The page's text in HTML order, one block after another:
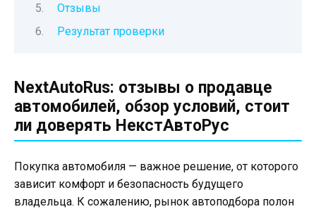
Отзывы
Результат проверки
NextAutoRus: отзывы о продавце
автомобилей, обзор условий, стоит
ли доверять НекстАвтоРус
Покупка автомобиля — важное решение, от которого
зависит комфорт и безопасность будущего
владельца. К сожалению, рынок автоподбора полон